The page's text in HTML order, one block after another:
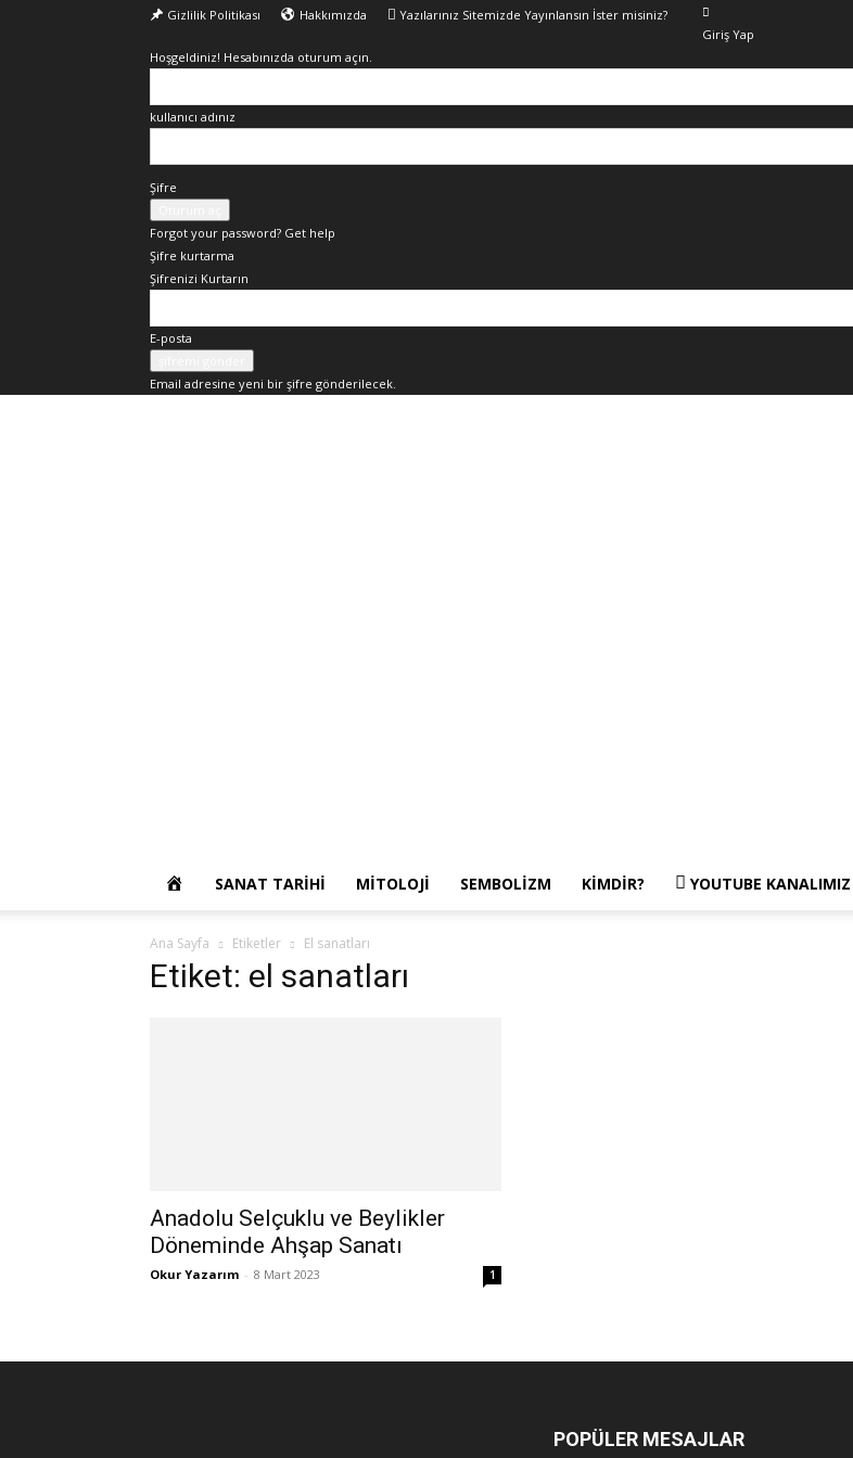
Gizlilik Politikası Hakkımızda
Yazılarınız Sitemizde Yayınlansın İster misiniz?
Giriş Yap
Hoşgeldiniz! Hesabınızda oturum açın.
kullanıcı adınız
Şifre
Forgot your password? Get help
Şifre kurtarma
Şifrenizi Kurtarın
E-posta
Email adresine yeni bir şifre gönderilecek.
OKUR
YAZARIM
SANAT TARIHI MITOLOJI SEMBOLIZM KIMDIR? YOUTUBE KANALIMIZ
Ana Sayfa Etiketler El sanatları
Etiket: el sanatları
Anadolu Selçuklu ve Beylikler
Döneminde Ahşap Sanatı
Okur Yazarım - 8 Mart 2023 1
POPÜLER MESAJLAR